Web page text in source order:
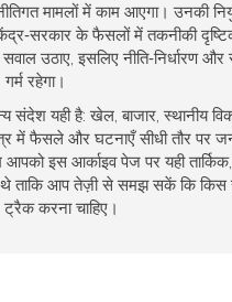
मामलों में काम आएगा। उनकी
के फैसलों में तकनीकी
उठाए, इसलिए नीति‑निर्धारण
दोनों जगह यह موضوع गर्म रहेगा।
संदेश यही है: खेल, बाजार, स्थानीय
में फैसले और घटनाएँ सीधी तौर पर
इस आर्काइव पेज पर यही
थे ताकि आप तेज़ी से समझ सकें कि किस
करना चाहिए।